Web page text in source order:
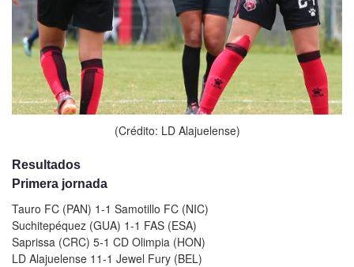
(Crédito: LD Alajuelense)
Resultados
Primera jornada
Tauro FC (PAN) 1-1 Samotillo FC (NIC)
Suchitepéquez (GUA) 1-1 FAS (ESA)
Saprissa (CRC) 5-1 CD Olimpia (HON)
LD Alajuelense 11-1 Jewel Fury (BEL)